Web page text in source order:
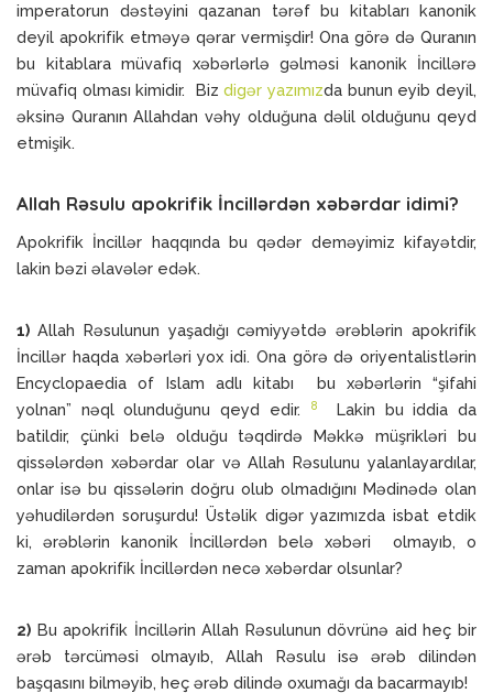
imperatorun dəstəyini qazanan tərəf bu kitabları kanonik
deyil apokrifik etməyə qərar vermişdir! Ona görə də Quranın
bu kitablara müvafiq xəbərlərlə gəlməsi kanonik İncillərə
müvafiq olması kimidir. Bizdigər yazımızda bunun eyib deyil,
əksinə Quranın Allahdan vəhy olduğuna dəlil olduğunu qeyd
etmişik.
Allah Rəsulu apokrifik İncillərdən xəbərdar idimi?
Apokrifik İncillər haqqında bu qədər deməyimiz kifayətdir,
lakin bəzi əlavələr edək.
1) Allah Rəsulunun yaşadığı cəmiyyətdə ərəblərin apokrifik
İncillər haqda xəbərləri yox idi. Ona görə də oriyentalistlərin
Encyclopaedia of Islam adlı kitabı bu xəbərlərin “şifahi
yolnan” nəql olunduğunu qeyd edir.
8
Lakin bu iddia da
batildir, çünki belə olduğu təqdirdə Məkkə müşrikləri bu
qissələrdən xəbərdar olar və Allah Rəsulunu yalanlayardılar,
onlar isə bu qissələrin doğru olub olmadığını Mədinədə olan
yəhudilərdən soruşurdu! Üstəlik digər yazımızda isbat etdik
ki, ərəblərin kanonik İncillərdən belə xəbəri olmayıb, o
zaman apokrifik İncillərdən necə xəbərdar olsunlar?
2) Bu apokrifik İncillərin Allah Rəsulunun dövrünə aid heç bir
ərəb tərcüməsi olmayıb, Allah Rəsulu isə ərəb dilindən
başqasını bilməyib, heç ərəb dilində oxumağı da bacarmayıb!